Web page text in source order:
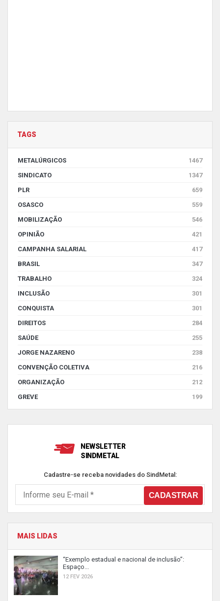
TAGS
METALÚRGICOS
1467
SINDICATO
1347
PLR
659
OSASCO
559
MOBILIZAÇÃO
546
OPINIÃO
421
CAMPANHA SALARIAL
417
BRASIL
347
TRABALHO
324
INCLUSÃO
301
CONQUISTA
301
DIREITOS
284
SAÚDE
255
JORGE NAZARENO
238
CONVENÇÃO COLETIVA
216
ORGANIZAÇÃO
212
GREVE
199
NEWSLETTER
SINDMETAL
Cadastre-se receba novidades do SindMetal:
MAIS LIDAS
“Exemplo estadual e nacional de inclusão”:
Espaço...
12 FEV 2026